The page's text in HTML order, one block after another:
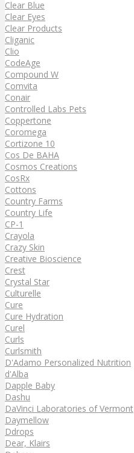
Clear Blue
Clear Eyes
Clear Products
Cliganic
Clio
CodeAge
Compound W
Comvita
Conair
Controlled Labs Pets
Coppertone
Coromega
Cortizone 10
Cos De BAHA
Cosmos Creations
CosRx
Cottons
Country Farms
Country Life
CP-1
Crayola
Crazy Skin
Creative Bioscience
Crest
Crystal Star
Culturelle
Cure
Cure Hydration
Curel
Curls
Curlsmith
D'Adamo Personalized Nutrition
d'Alba
Dapple Baby
Dashu
DaVinci Laboratories of Vermont
Daymellow
Ddrops
Dear, Klairs